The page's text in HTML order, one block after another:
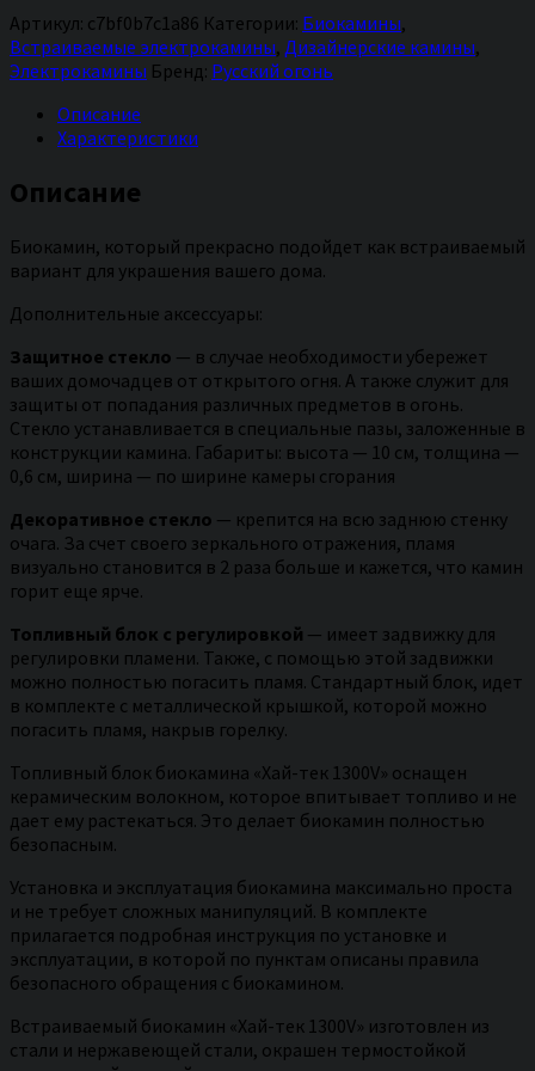
Артикул: c7bf0b7c1a86 Категории: Биокамины,
Встраиваемые электрокамины, Дизайнерские камины,
Электрокамины Бренд: Русский огонь
Описание
Характеристики
Описание
Биокамин, который прекрасно подойдет как встраиваемый
вариант для украшения вашего дома.
Дополнительные аксессуары:
Защитное стекло — в случае необходимости убережет
ваших домочадцев от открытого огня. А также служит для
защиты от попадания различных предметов в огонь.
Стекло устанавливается в специальные пазы, заложенные в
конструкции камина. Габариты: высота — 10 см, толщина —
0,6 см, ширина — по ширине камеры сгорания
Декоративное стекло — крепится на всю заднюю стенку
очага. За счет своего зеркального отражения, пламя
визуально становится в 2 раза больше и кажется, что камин
горит еще ярче.
Топливный блок с регулировкой — имеет задвижку для
регулировки пламени. Также, с помощью этой задвижки
можно полностью погасить пламя. Стандартный блок, идет
в комплекте с металлической крышкой, которой можно
погасить пламя, накрыв горелку.
Топливный блок биокамина «Хай-тек 1300V» оснащен
керамическим волокном, которое впитывает топливо и не
дает ему растекаться. Это делает биокамин полностью
безопасным.
Установка и эксплуатация биокамина максимально проста
и не требует сложных манипуляций. В комплекте
прилагается подробная инструкция по установке и
эксплуатации, в которой по пунктам описаны правила
безопасного обращения с биокамином.
Встраиваемый биокамин «Хай-тек 1300V» изготовлен из
стали и нержавеющей стали, окрашен термостойкой